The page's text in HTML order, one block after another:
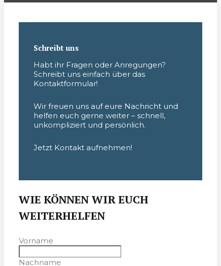
Schreibt uns
Habt ihr Fragen oder Anregungen?
Schreibt uns einfach über das
Kontaktformular!
Wir freuen uns auf eure Nachricht und
helfen euch gerne weiter – schnell,
unkompliziert und persönlich.
Jetzt Kontakt aufnehmen!
WIE KÖNNEN WIR EUCH
WEITERHELFEN
Vorname
Nachname